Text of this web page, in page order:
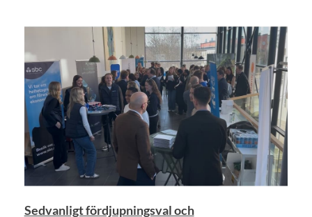
Sedvanligt fördjupningsval och